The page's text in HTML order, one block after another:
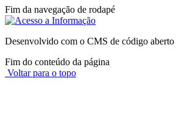
Fim da navegação de rodapé
Desenvolvido com o CMS de código aberto
Fim do conteúdo da página
Voltar para o topo